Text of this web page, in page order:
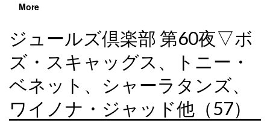
More
ジュールズ倶楽部 第60夜▽ボ
ズ・スキャッグス、トニー・
ベネット、シャーラタンズ、
ワイノナ・ジャッド他（57）